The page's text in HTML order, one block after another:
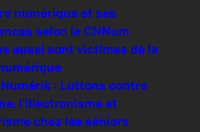
numérique et ses
selon le CNNum
aussi sont victimes de la
: Luttons contre
l’illectronisme et
chez les séniors